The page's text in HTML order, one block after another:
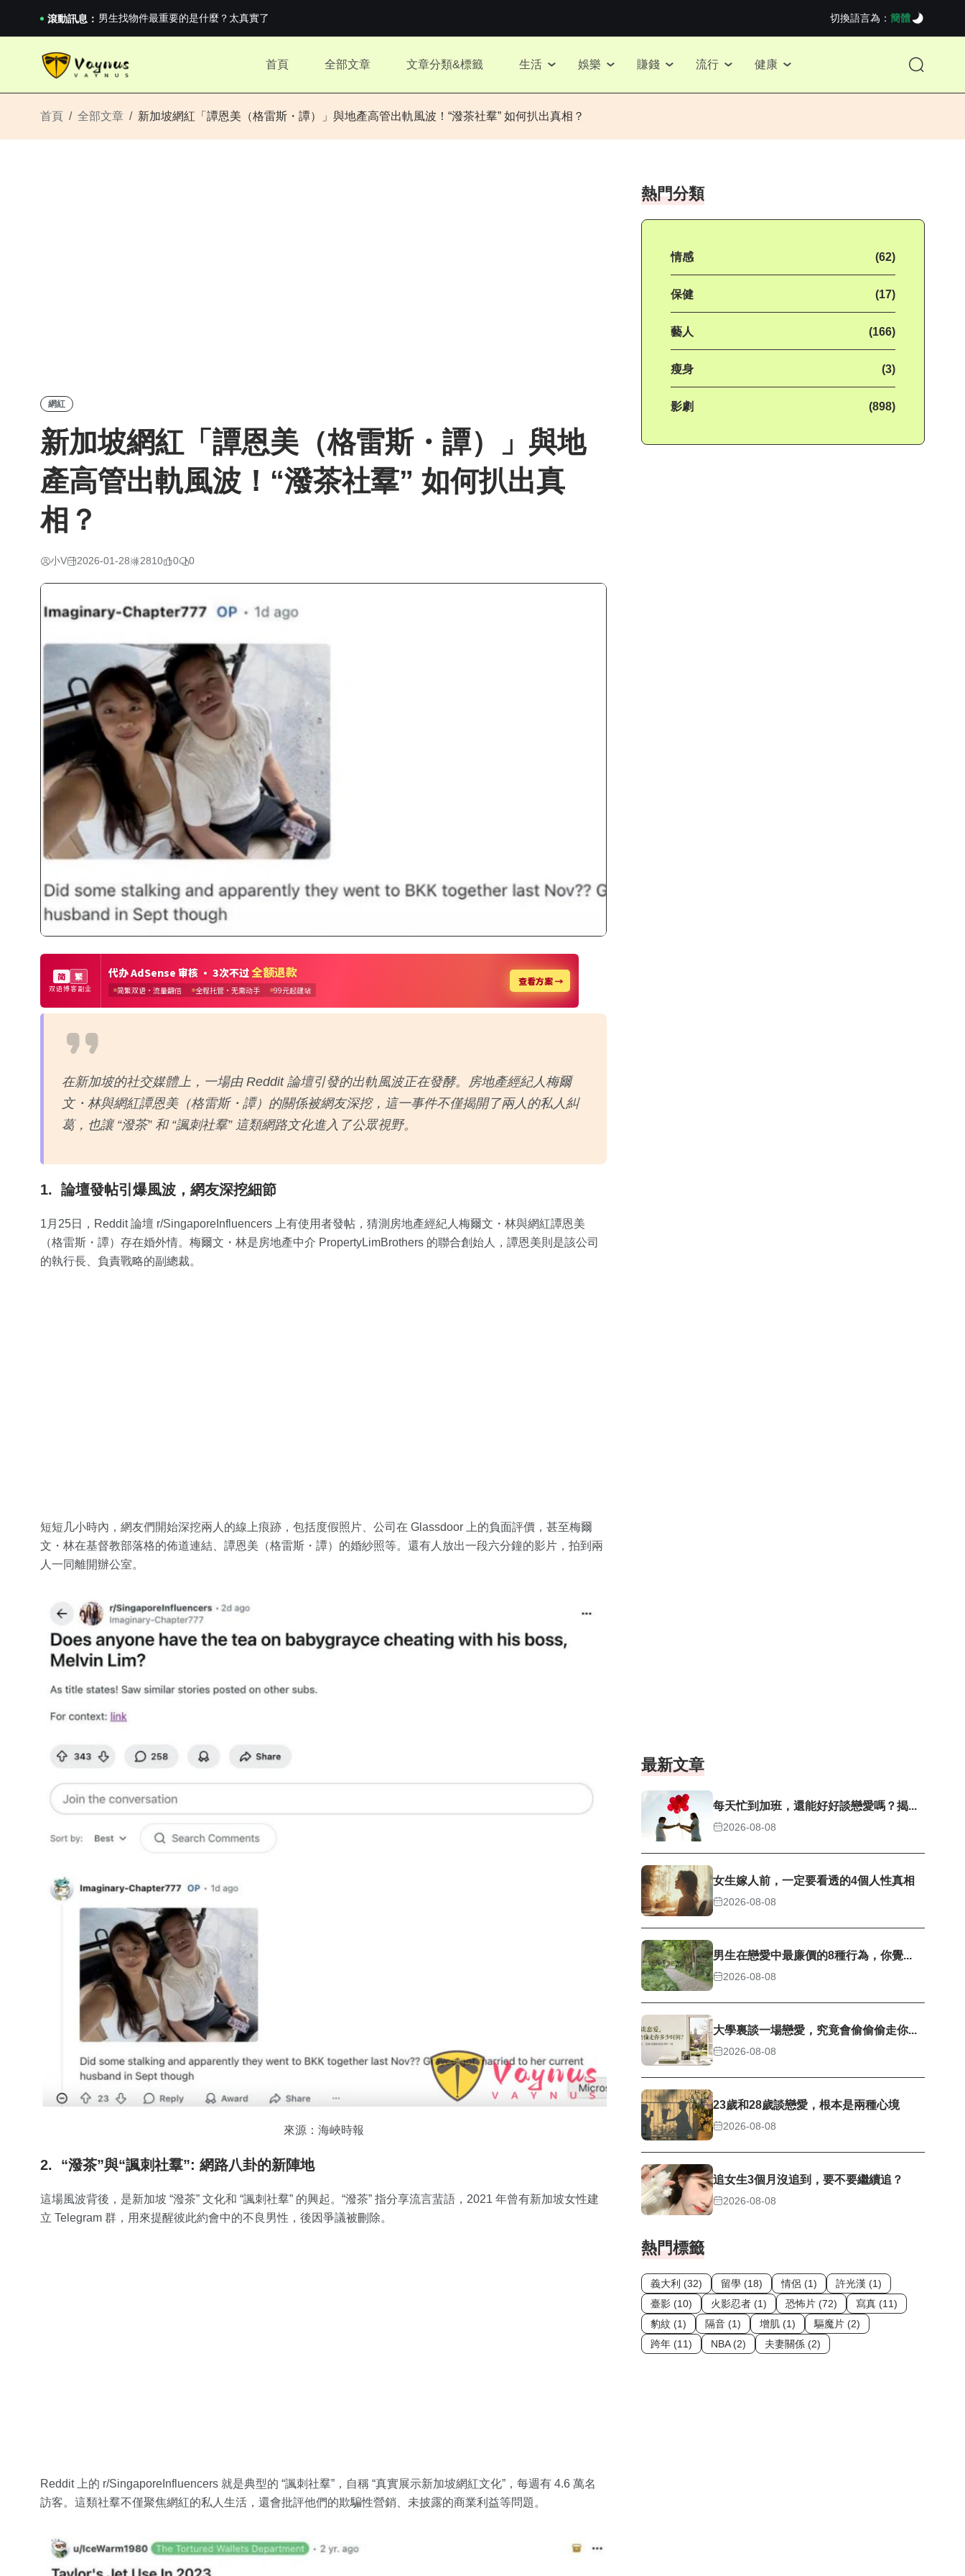
滾動訊息： 2026澳網男單收官：全滿貫對上全滿亞，德約...
《巔峰守衛 Highguard》正式上線，官...
2026澳網男單收官：全滿貫對上全滿亞，德約...
切換語言為： 簡體
首頁 全部文章 文章分類&標籤 生活 娛樂 賺錢 流行 健康
首頁 全部文章 新加坡網紅「譚恩美（格雷斯・譚）」與地產高管出軌風波！“潑茶社羣” 如何扒出真相？
網紅
新加坡網紅「譚恩美（格雷斯・譚）」與地
產高管出軌風波！“潑茶社羣” 如何扒出真
相？
小V 2026-01-28 2810 0 0
在新加坡的社交媒體上，一場由 Reddit 論壇引發的出軌風波正在發酵。房地產經紀人梅爾
文・林與網紅譚恩美（格雷斯・譚）的關係被網友深挖，這一事件不僅揭開了兩人的私人糾
葛，也讓 “潑茶” 和 “諷刺社羣” 這類網路文化進入了公眾視野。
1. 論壇發帖引爆風波，網友深挖細節
1月25日，Reddit 論壇 r/SingaporeInfluencers 上有使用者發帖，猜測房地產經紀人梅爾文・林與網紅譚恩美
（格雷斯・譚）存在婚外情。梅爾文・林是房地產中介 PropertyLimBrothers 的聯合創始人，譚恩美則是該公司
的執行長、負責戰略的副總裁。
短短几小時內，網友們開始深挖兩人的線上痕跡，包括度假照片、公司在 Glassdoor 上的負面評價，甚至梅爾
文・林在基督教部落格的佈道連結、譚恩美（格雷斯・譚）的婚紗照等。還有人放出一段六分鐘的影片，拍到兩
人一同離開辦公室。
來源：海峽時報
2. “潑茶”與“諷刺社羣”: 網路八卦的新陣地
這場風波背後，是新加坡 “潑茶” 文化和 “諷刺社羣” 的興起。“潑茶” 指分享流言蜚語，2021 年曾有新加坡女性建
立 Telegram 群，用來提醒彼此約會中的不良男性，後因爭議被刪除。
Reddit 上的 r/SingaporeInfluencers 就是典型的 “諷刺社羣”，自稱 “真實展示新加坡網紅文化”，每週有 4.6 萬名
訪客。這類社羣不僅聚焦網紅的私人生活，還會批評他們的欺騙性營銷、未披露的商業利益等問題。
熱門分類
情感 (62)
保健 (17)
藝人 (166)
瘦身 (3)
影劇 (898)
最新文章
每天忙到加班，還能好好談戀愛嗎？揭...
2026-08-08
女生嫁人前，一定要看透的4個人性真相
2026-08-08
男生在戀愛中最廉價的8種行為，你覺...
2026-08-08
大學裏談一場戀愛，究竟會偷偷偷走你...
2026-08-08
23歲和28歲談戀愛，根本是兩種心境
2026-08-08
追女生3個月沒追到，要不要繼續追？
2026-08-08
熱門標籤
義大利 (32) 留學 (18) 情侶 (1)
許光漢 (1)
臺影 (10)
火影忍者 (1) 恐怖片 (72)
寫真 (11)
豹紋 (1)
隔音 (1) 增肌 (1)
驅魔片 (2)
跨年 (11)
NBA (2) 夫妻關係 (2)